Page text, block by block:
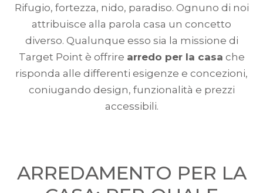
Rifugio, fortezza, nido, paradiso. Ognuno di noi
attribuisce alla parola casa un concetto
diverso. Qualunque esso sia la missione di
Target Point è offrire arredo per la casa che
risponda alle differenti esigenze e concezioni,
coniugando design, funzionalità e prezzi
accessibili.
ARREDAMENTO PER LA